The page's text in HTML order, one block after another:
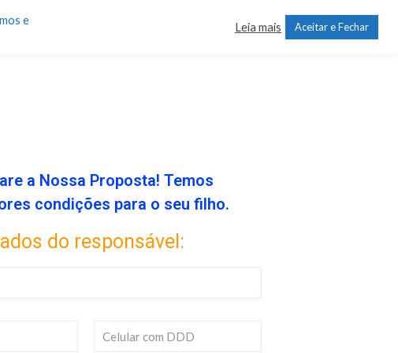
a Nossa Proposta! Temos
condições para o seu filho.
do responsável:
e
Leia mais Aceitar e Fechar